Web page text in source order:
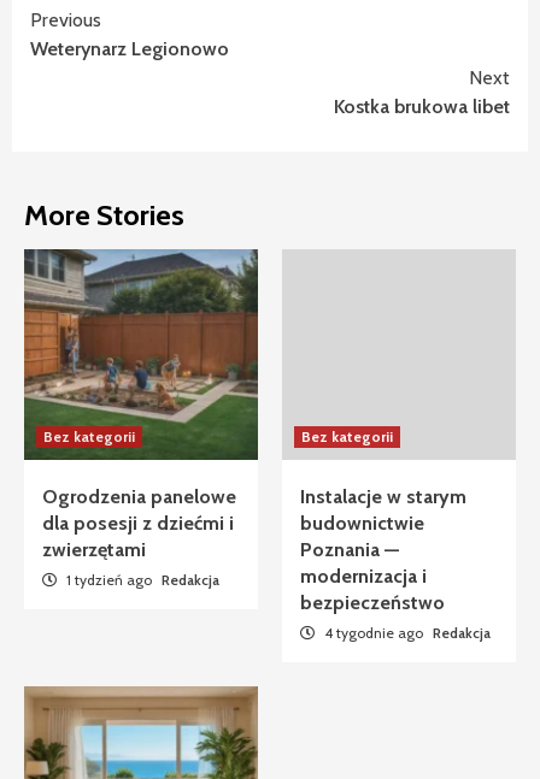
Continue
Reading
Previous
Weterynarz Legionowo
Next
Kostka brukowa libet
More Stories
Bez kategorii
Ogrodzenia panelowe
dla posesji z dziećmi i
zwierzętami
1 tydzień ago Redakcja
Bez kategorii
Instalacje w starym
budownictwie
Poznania —
modernizacja i
bezpieczeństwo
4 tygodnie ago Redakcja